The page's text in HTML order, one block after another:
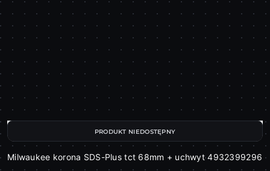
Milwaukee korona SDS-Plus tct 68mm + uchwyt 4932399296
PRODUKT NIEDOSTĘPNY